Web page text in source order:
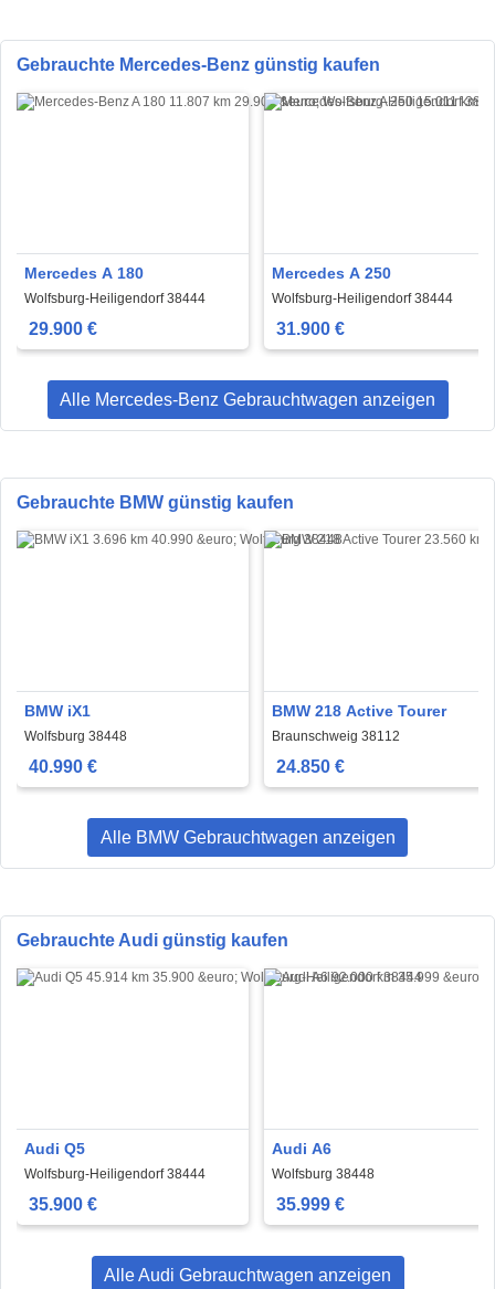
Gebrauchte Mercedes-Benz günstig kaufen
Mercedes A 180
Wolfsburg-Heiligendorf 38444
29.900 €
Mercedes A 250
Wolfsburg-Heiligendorf 38444
31.900 €
Alle Mercedes-Benz Gebrauchtwagen anzeigen
Gebrauchte BMW günstig kaufen
BMW iX1
Wolfsburg 38448
40.990 €
BMW 218 Active Tourer
Braunschweig 38112
24.850 €
Alle BMW Gebrauchtwagen anzeigen
Gebrauchte Audi günstig kaufen
Audi Q5
Wolfsburg-Heiligendorf 38444
35.900 €
Audi A6
Wolfsburg 38448
35.999 €
Alle Audi Gebrauchtwagen anzeigen